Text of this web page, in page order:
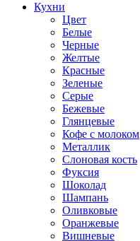
Кухни
Цвет
Белые
Черные
Желтые
Красные
Зеленые
Серые
Бежевые
Глянцевые
Кофе с молоком
Металлик
Слоновая кость
Фуксия
Шоколад
Шампань
Оливковые
Оранжевые
Вишневые